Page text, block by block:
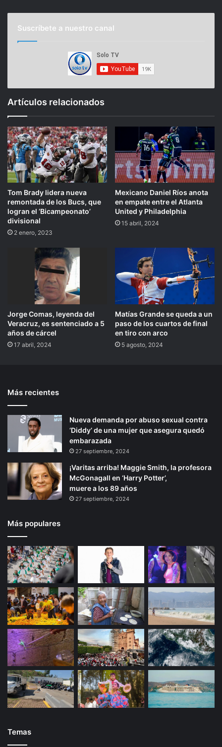
Suscríbete a nuestro canal
Artículos relacionados
Tom Brady lidera nueva
remontada de los Bucs, que
logran el ‘Bicampeonato’
divisional
2 enero, 2023
Mexicano Daniel Ríos anota
en empate entre el Atlanta
United y Philadelphia
15 abril, 2024
Jorge Comas, leyenda del
Veracruz, es sentenciado a 5
años de cárcel
17 abril, 2024
Matías Grande se queda a un
paso de los cuartos de final
en tiro con arco
5 agosto, 2024
Más recientes
Nueva demanda por abuso sexual contra
‘Diddy’ de una mujer que asegura quedó
embarazada
27 septiembre, 2024
¡Varitas arriba! Maggie Smith, la profesora
McGonagall en ‘Harry Potter’,
muere a los 89 años
27 septiembre, 2024
Más populares
Temas